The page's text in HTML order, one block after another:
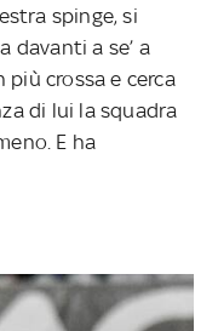
spinge, si
davanti a se’ a
più crossa e cerca
di lui la squadra
E ha